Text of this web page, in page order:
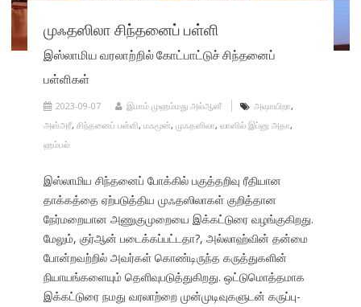
முஃதஸிலா சிந்தனைப் பள்ளி
இஸ்லாமிய வரலாற்றில் கோட்பாட்டுச் சிந்தனைப்
பள்ளிகள்
2023-09-07 இமாம் முஹம்மது அல்ஆஸீ அஷாயிறா,
அஸ்அரீ, சிந்தனைப் பள்ளி, மஃமூன், முஃதஸிலா, வாஸில் இப்னு அதா,
ஹம்பல்
இஸ்லாமிய சிந்தனைப் போக்கில் பகுத்தறிவு ரீதியான
தாக்கத்தை ஏற்படுத்திய முஃதஸிலாகள் குறித்தான
நேர்மறையான அணுகுமுறையை இக்கட்டுரை வழங்குகிறது.
மேலும், குர்ஆன் படைக்கப்பட்டதா?, அல்லாஹ்வின் தன்மை
போன்றவற்றில் அவர்கள் கொண்டிருந்த கருத்துகளின்
நியாயங்களையும் தெளிவுபடுத்துகிறது. ஒட்டுமொத்தமாக
இக்கட்டுரை நமது வரலாற்றை முன்முடிவுகளுடன் கருப்பு-